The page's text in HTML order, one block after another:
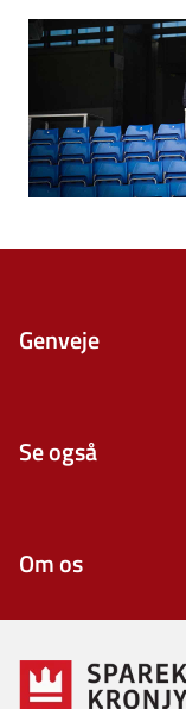
Genveje
Se også
Om os